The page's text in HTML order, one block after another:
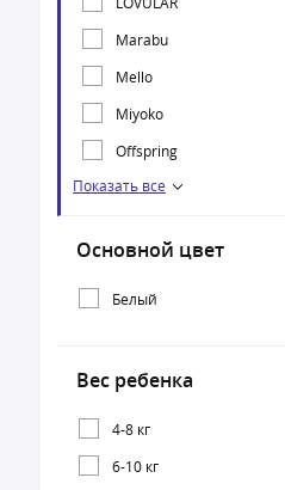
Marabu
Mello
Miyoko
Offspring
Seffy
TOMIKO
Показать все
Основной цвет
Белый
Вес ребенка
4-8 кг
6-10 кг